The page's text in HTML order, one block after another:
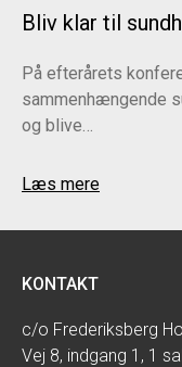
Bliv klar til
På efterårets
sammenhængende
og blive…
Læs mere
KONTAKT
c/o Frederiksberg
Vej 8, indgang 1, 1 sal